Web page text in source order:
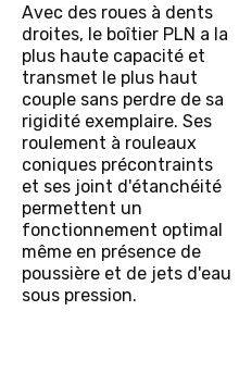
Avec des roues à dents
droites, le boîtier PLN a la
plus haute capacité et
transmet le plus haut
couple sans perdre de sa
rigidité exemplaire. Ses
roulement à rouleaux
coniques précontraints
et ses joint d'étanchéité
permettent un
fonctionnement optimal
même en présence de
poussière et de jets d'eau
sous pression.